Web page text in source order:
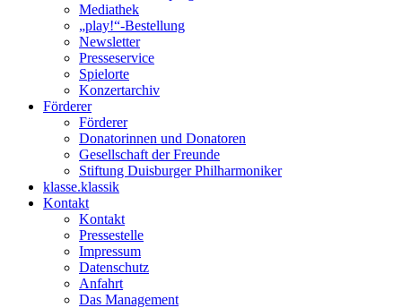
Mediathek
„play!“-Bestellung
Newsletter
Presseservice
Spielorte
Konzertarchiv
Förderer
Förderer
Donatorinnen und Donatoren
Gesellschaft der Freunde
Stiftung Duisburger Philharmoniker
klasse.klassik
Kontakt
Kontakt
Pressestelle
Impressum
Datenschutz
Anfahrt
Das Management